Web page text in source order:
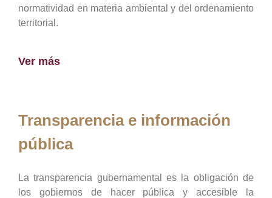
normatividad en materia ambiental y del ordenamiento
territorial.
Ver más
Transparencia e información
pública
La transparencia gubernamental es la obligación de
los gobiernos de hacer pública y accesible la